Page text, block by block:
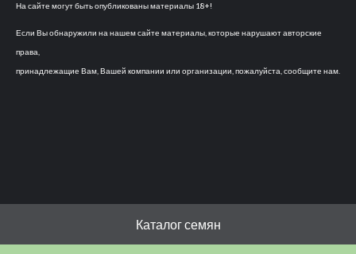
На сайте могут быть опубликованы материалы 18+!
Если Вы обнаружили на нашем сайте материалы, которые нарушают авторские
права,
принадлежащие Вам, Вашей компании или организации, пожалуйста, сообщите нам.
Каталог семян